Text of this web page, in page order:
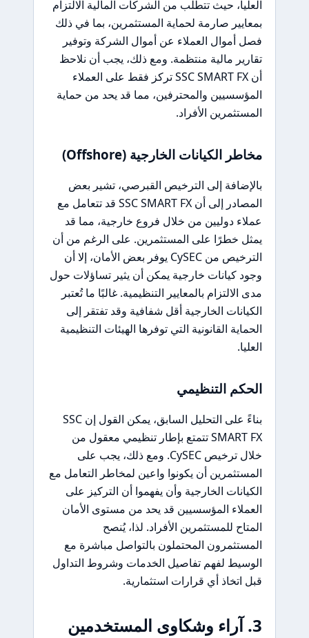
العليا، حيث تتطلب من الشركات المالية الالتزام
بمعايير صارمة لحماية المستثمرين، بما في ذلك
فصل أموال العملاء عن أموال الشركة وتوفير
تقارير مالية منتظمة. ومع ذلك، يجب أن نلاحظ
أن SSC SMART FX تركز فقط على العملاء
المؤسسيين والمحترفين، مما قد يحد من حماية
المستثمرين الأفراد.
مخاطر الكيانات الخارجية (Offshore)
بالإضافة إلى الترخيص القبرصي، تشير بعض
المصادر إلى أن SSC SMART FX قد تتعامل مع
عملاء دوليين من خلال فروع خارجية، مما قد
يمثل خطرًا على المستثمرين. على الرغم من أن
الترخيص من CySEC يوفر بعض الأمان، إلا أن
وجود كيانات خارجية يمكن أن يثير تساؤلات حول
مدى الالتزام بالمعايير التنظيمية. غالبًا ما تُعتبر
الكيانات الخارجية أقل شفافية وقد تفتقر إلى
الحماية القانونية التي توفرها الهيئات التنظيمية
العليا.
الحكم التنظيمي
بناءً على التحليل السابق، يمكن القول إن SSC
SMART FX تتمتع بإطار تنظيمي معقول من
خلال ترخيص CySEC. ومع ذلك، يجب على
المستثمرين أن يكونوا واعين لمخاطر التعامل مع
الكيانات الخارجية وأن يفهموا أن التركيز على
العملاء المؤسسيين قد يحد من مستوى الأمان
المتاح للمستثمرين الأفراد. لذا، يُنصح
المستثمرون المحتملون بالتواصل مباشرة مع
الوسيط لفهم تفاصيل الخدمات وشروط التداول
قبل اتخاذ أي قرارات استثمارية.
3. آراء وشكاوى المستخدمين